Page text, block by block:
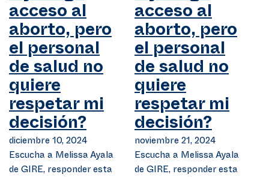
acceso al
aborto, pero
el personal
de salud no
quiere
respetar mi
decisión?
diciembre 10, 2024
Escucha a Melissa Ayala
de GIRE, responder esta
acceso al
aborto, pero
el personal
de salud no
quiere
respetar mi
decisión?
noviembre 21, 2024
Escucha a Melissa Ayala
de GIRE, responder esta